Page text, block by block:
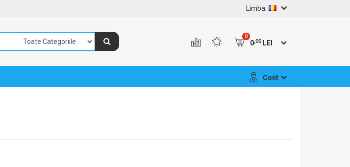
Limba:
0
0,00LEI
Cont